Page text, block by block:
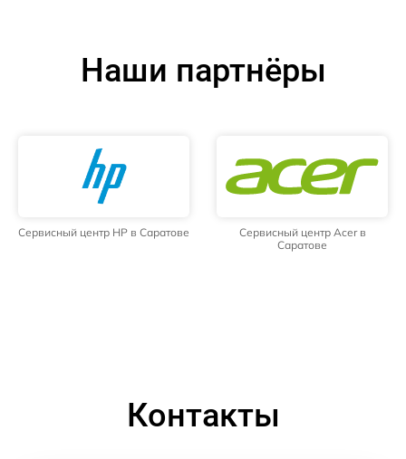
Наши партнёры
Сервисный центр HP в Саратове
Сервисный центр Acer в
Саратове
Контакты